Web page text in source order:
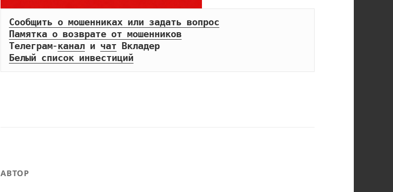
Сообщить о мошенниках или задать вопрос
Памятка о возврате от мошенников
Телеграм-канал и чат
Вкладер
Белый список инвестиций
АВТОР